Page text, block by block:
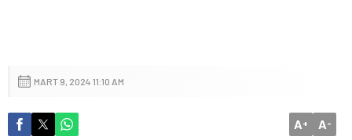
MART 9, 2024 11:10 AM
A+ A-